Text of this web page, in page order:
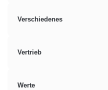
Verschiedenes
Vertrieb
Werte